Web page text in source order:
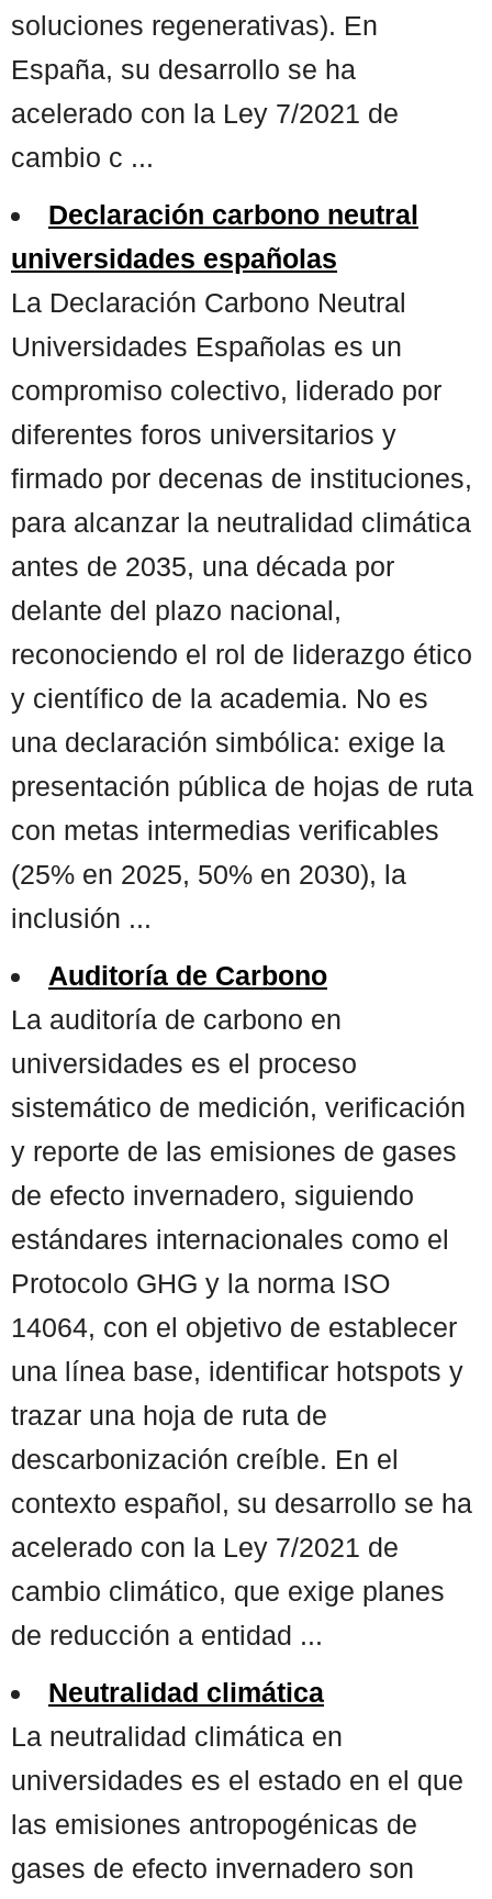
soluciones regenerativas). En
España, su desarrollo se ha
acelerado con la Ley 7/2021 de
cambio c ...
Declaración carbono neutral
universidades españolas
La Declaración Carbono Neutral
Universidades Españolas es un
compromiso colectivo, liderado por
diferentes foros universitarios y
firmado por decenas de instituciones,
para alcanzar la neutralidad climática
antes de 2035, una década por
delante del plazo nacional,
reconociendo el rol de liderazgo ético
y científico de la academia. No es
una declaración simbólica: exige la
presentación pública de hojas de ruta
con metas intermedias verificables
(25% en 2025, 50% en 2030), la
inclusión ...
Auditoría de Carbono
La auditoría de carbono en
universidades es el proceso
sistemático de medición, verificación
y reporte de las emisiones de gases
de efecto invernadero, siguiendo
estándares internacionales como el
Protocolo GHG y la norma ISO
14064, con el objetivo de establecer
una línea base, identificar hotspots y
trazar una hoja de ruta de
descarbonización creíble. En el
contexto español, su desarrollo se ha
acelerado con la Ley 7/2021 de
cambio climático, que exige planes
de reducción a entidad ...
Neutralidad climática
La neutralidad climática en
universidades es el estado en el que
las emisiones antropogénicas de
gases de efecto invernadero son